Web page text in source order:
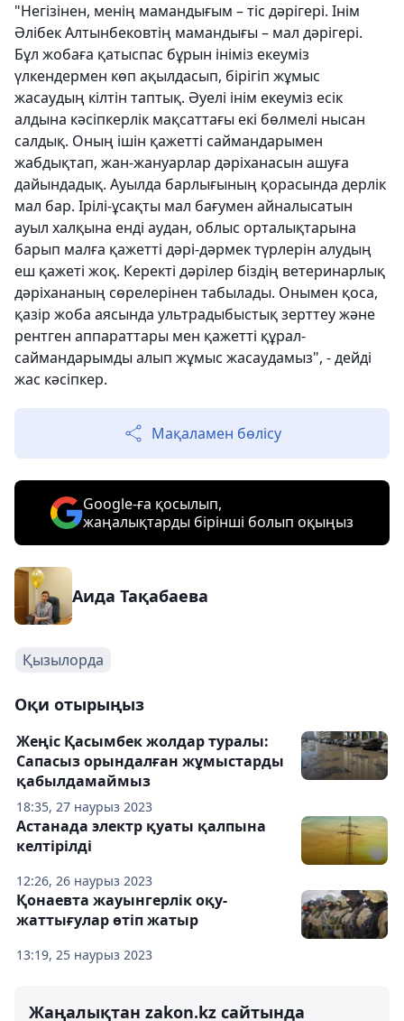
"Негізінен, менің мамандығым – тіс дәрігері. Інім
Әлібек Алтынбековтің мамандығы – мал дәрігері.
Бұл жобаға қатыспас бұрын ініміз екеуміз
үлкендермен көп ақылдасып, бірігіп жұмыс
жасаудың кілтін таптық. Әуелі інім екеуміз есік
алдына кәсіпкерлік мақсаттағы екі бөлмелі нысан
салдық. Оның ішін қажетті саймандарымен
жабдықтап, жан-жануарлар дәріханасын ашуға
дайындадық. Ауылда барлығының қорасында дерлік
мал бар. Ірілі-ұсақты мал бағумен айналысатын
ауыл халқына енді аудан, облыс орталықтарына
барып малға қажетті дәрі-дәрмек түрлерін алудың
еш қажеті жоқ. Керекті дәрілер біздің ветеринарлық
дәріхананың сөрелерінен табылады. Онымен қоса,
қазір жоба аясында ультрадыбыстық зерттеу және
рентген аппараттары мен қажетті құрал-
саймандарымды алып жұмыс жасаудамыз", - дейді
жас кәсіпкер.
Мақаламен бөлісу
Google-ға қосылып,
жаңалықтарды бірінші болып оқыңыз
Аида Тақабаева
Қызылорда
Оқи отырыңыз
18:35, 27 наурыз 2023
Жеңіс Қасымбек жолдар туралы:
Сапасыз орындалған жұмыстарды
қабылдамаймыз
12:26, 26 наурыз 2023
Астанада электр қуаты қалпына
келтірілді
13:19, 25 наурыз 2023
Қонаевта жауынгерлік оқу-
жаттығулар өтіп жатыр
Жаңалықтан zakon.kz сайтында